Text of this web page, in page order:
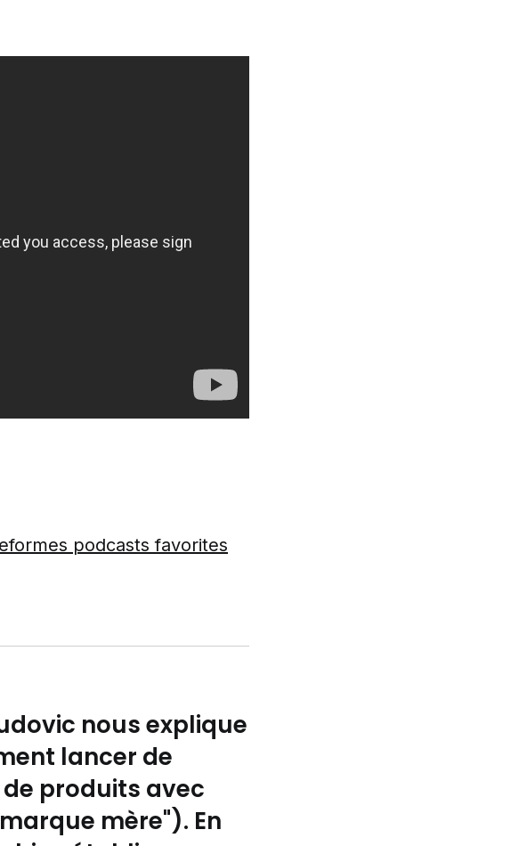
podcasts favorites
nous explique
lancer de
produits avec
mère"). En